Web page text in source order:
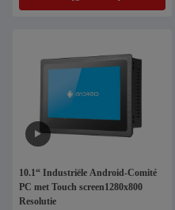
10.1“ Industriële Android-Comité
PC met Touch screen1280x800
Resolutie